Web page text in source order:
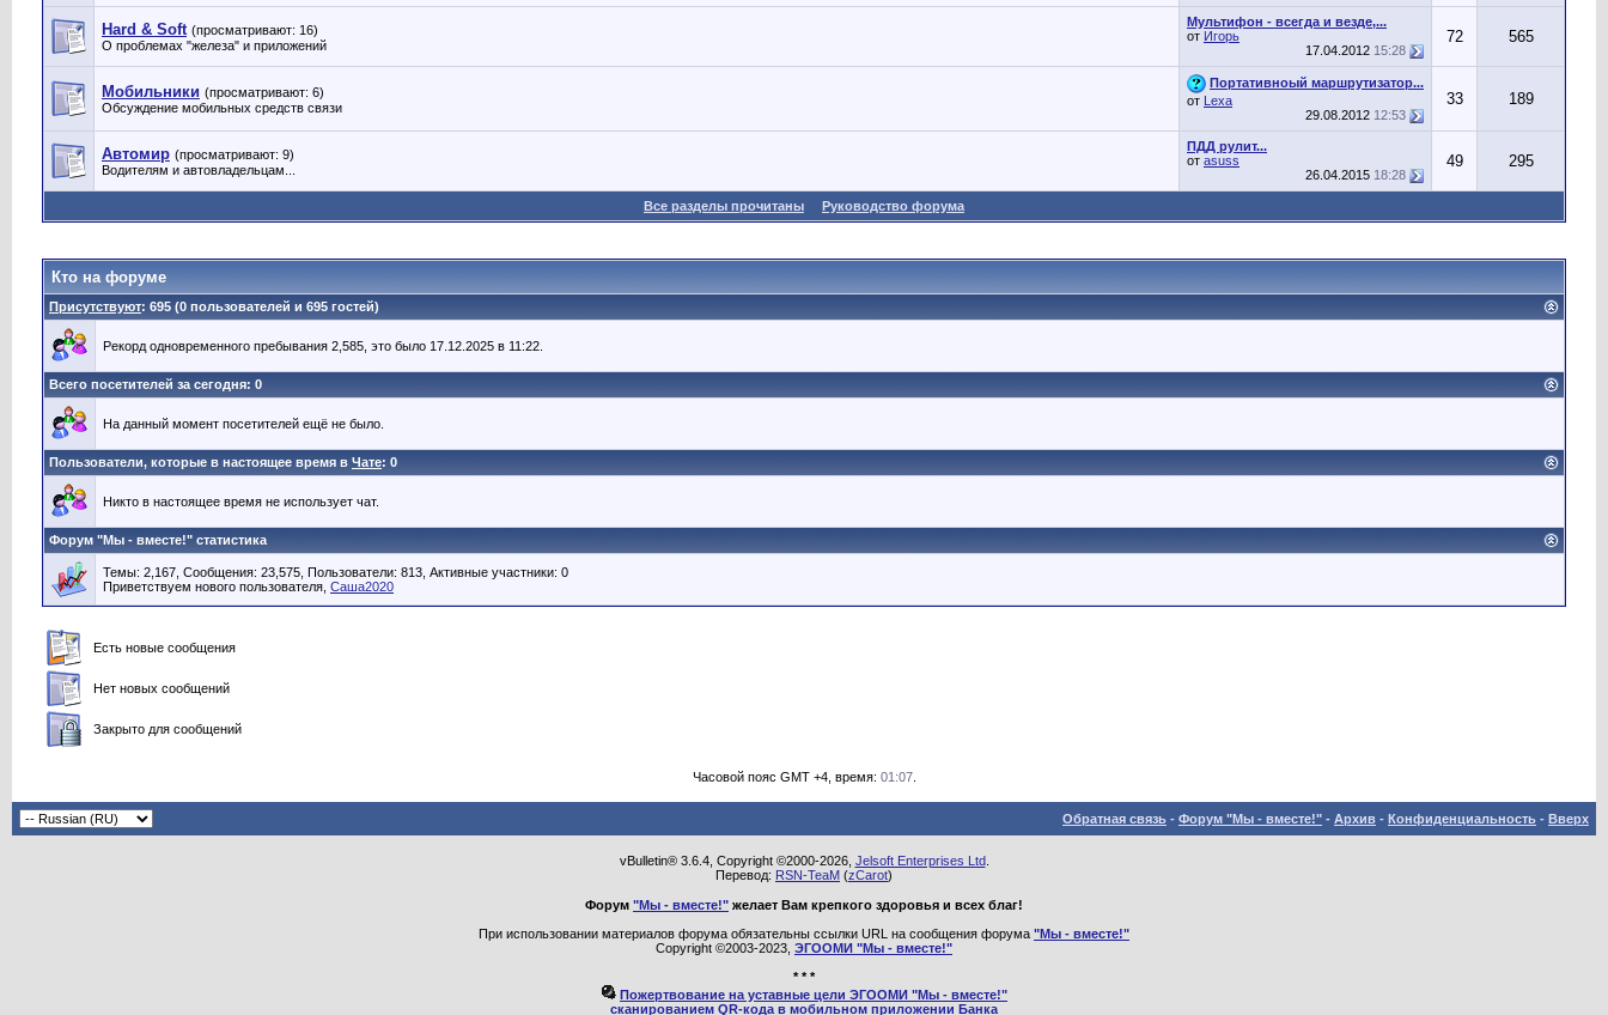
Hard & Soft (просматривают: 16)
О проблемах "железа" и приложений
Мультифон - всегда и везде,...
от Игорь
17.04.2012 15:28
72 565
Мобильники (просматривают: 6)
Обсуждение мобильных средств связи
Портативноый маршрутизатор...
от Lexa
29.08.2012 12:53
33 189
Автомир (просматривают: 9)
Водителям и автовладельцам...
ПДД рулит...
от asuss
26.04.2015 18:28
49 295
Все разделы прочитаны Руководство форума
Кто на форуме
Присутствуют: 695 (0 пользователей и 695 гостей)
Рекорд одновременного пребывания 2,585, это было 17.12.2025 в 11:22.
Всего посетителей за сегодня: 0
На данный момент посетителей ещё не было.
Пользователи, которые в настоящее время в Чате: 0
Никто в настоящее время не использует чат.
Форум "Мы - вместе!" статистика
Темы: 2,167, Сообщения: 23,575, Пользователи: 813, Активные участники: 0
Приветствуем нового пользователя, Саша2020
Есть новые сообщения
Нет новых сообщений
Закрыто для сообщений
Часовой пояс GMT +4, время: 01:07.
Обратная связь - Форум "Мы - вместе!" - Архив - Конфиденциальность - Вверх
vBulletin® 3.6.4, Copyright ©2000-2026, Jelsoft Enterprises Ltd.
Перевод: RSN-TeaM (zCarot)
Форум "Мы - вместе!" желает Вам крепкого здоровья и всех благ!
При использовании материалов форума обязательны ссылки URL на сообщения форума "Мы - вместе!"
Copyright ©2003-2023, ЭГООМИ "Мы - вместе!"
* * *
Пожертвование на уставные цели ЭГООМИ "Мы - вместе!"
сканированием QR-кода в мобильном приложении Банка